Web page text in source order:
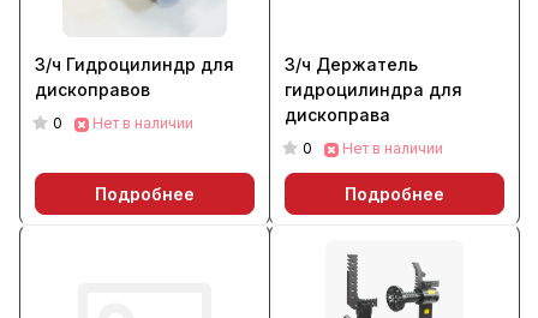
З/ч Гидроцилиндр для
дископравов
0 Нет в наличии
Подробнее
З/ч Держатель
гидроцилиндра для
дископрава
0 Нет в наличии
Подробнее